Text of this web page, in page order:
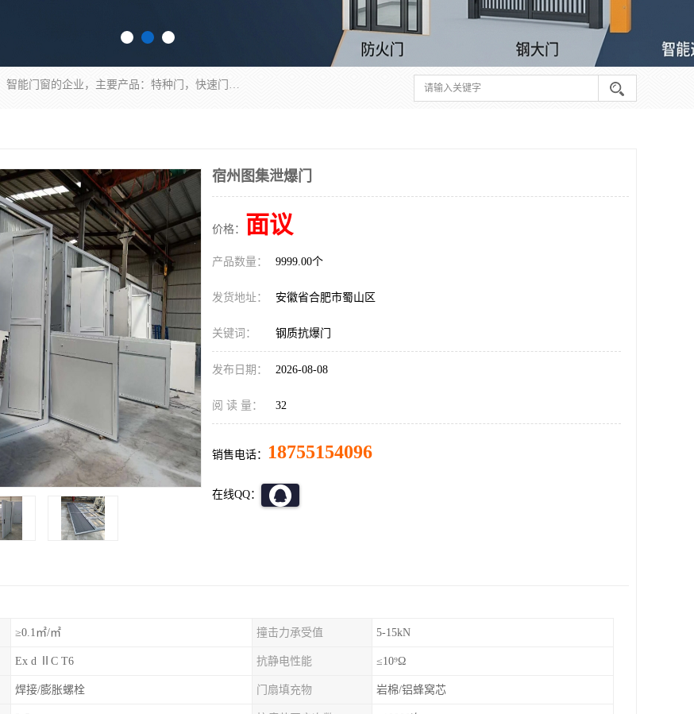
安徽奇道智能门业有限公司是一家专业生产各种门窗、智能门窗的企业，主要产品：特种门，快速门，医用门，提升门，钢木门，智能道闸，钢大门，平移门，卷帘门，保温门，钢制自由门，防火门等，欢迎前来咨询采购。
宿州图集泄爆门
价格： 面议
产品数量： 9999.00个
发货地址： 安徽省合肥市蜀山区
关键词： 钢质抗爆门
发布日期： 2026-08-08
阅 读 量： 32
销售电话： 18755154096
在线QQ：
≥0.1㎡/㎡ 撞击力承受值 5-15kN
Ex d ⅡC T6 抗静电性能 ≤10⁹Ω
焊接/膨胀螺栓 门扇填充物 岩棉/铝蜂窝芯